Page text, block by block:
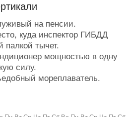
суслика.
которого время от
несло.
которое легче нести, чем
пирога.
на пенсии.
куда инспектор ГИБДД
палкой тычет.
мощностью в одну
силу.
мореплаватель.